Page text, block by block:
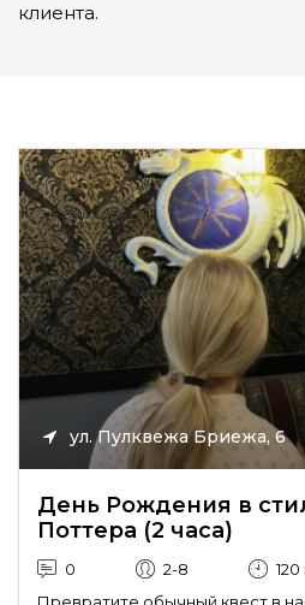
клиента.
ул. Пулквежа Бриежа, 6
День Рождения в
Поттера (2 часа)
0 2-8